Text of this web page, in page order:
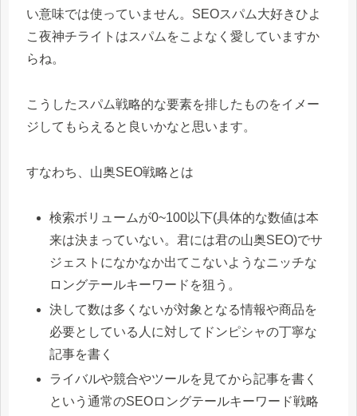
い意味では使っていません。SEOスパム大好きひよ
こ夜神チライトはスパムをこよなく愛していますか
らね。
こうしたスパム戦略的な要素を排したものをイメー
ジしてもらえると良いかなと思います。
すなわち、山奥SEO戦略とは
検索ボリュームが0~100以下(具体的な数値は本
来は決まっていない。君には君の山奥SEO)でサ
ジェストになかなか出てこないようなニッチな
ロングテールキーワードを狙う。
決して数は多くないが対象となる情報や商品を
必要としている人に対してドンピシャの丁寧な
記事を書く
ライバルや競合やツールを見てから記事を書く
という通常のSEOロングテールキーワード戦略